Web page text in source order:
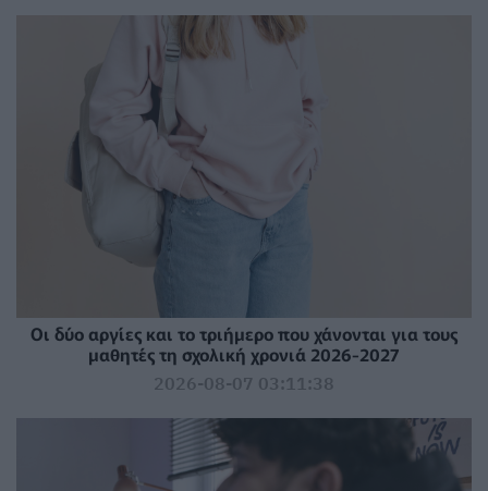
Οι δύο αργίες και το τριήμερο που χάνονται για τους
μαθητές τη σχολική χρονιά 2026-2027
2026-08-07 03:11:38